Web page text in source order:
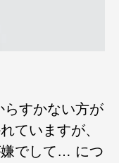
らすかない方が
ていますが、
嫌でして… につ